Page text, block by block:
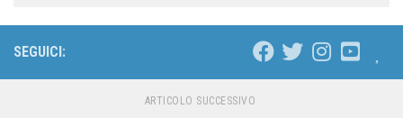
SEGUICI:
ARTICOLO SUCCESSIVO